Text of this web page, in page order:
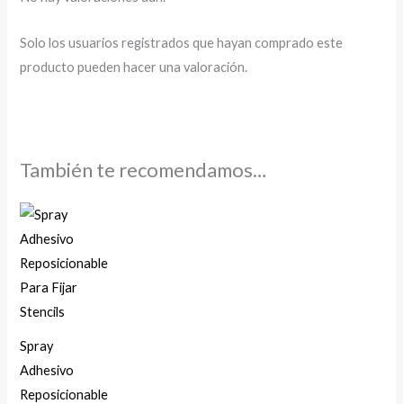
Solo los usuarios registrados que hayan comprado este
producto pueden hacer una valoración.
También te recomendamos…
Spray
Adhesivo
Reposicionable